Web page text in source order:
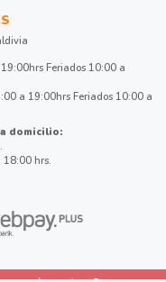
Feriados 10:00 a
a 19:00hrs Feriados 10:00 a
domicilio:
18:00 hrs.